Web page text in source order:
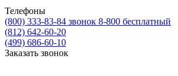
Телефоны
(800) 333-83-84 звонок 8-800 бесплатный
(812) 642-60-20
(499) 686-60-10
Заказать звонок